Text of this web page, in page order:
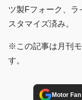
ツ製Fフォーク、ラ
スタマイズ済み。
※この記事は月刊
す。
Motor